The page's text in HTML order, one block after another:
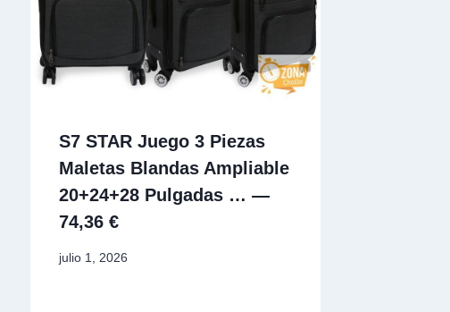
S7 STAR Juego 3 Piezas
Maletas Blandas Ampliable
20+24+28 Pulgadas … —
74,36 €
julio 1, 2026